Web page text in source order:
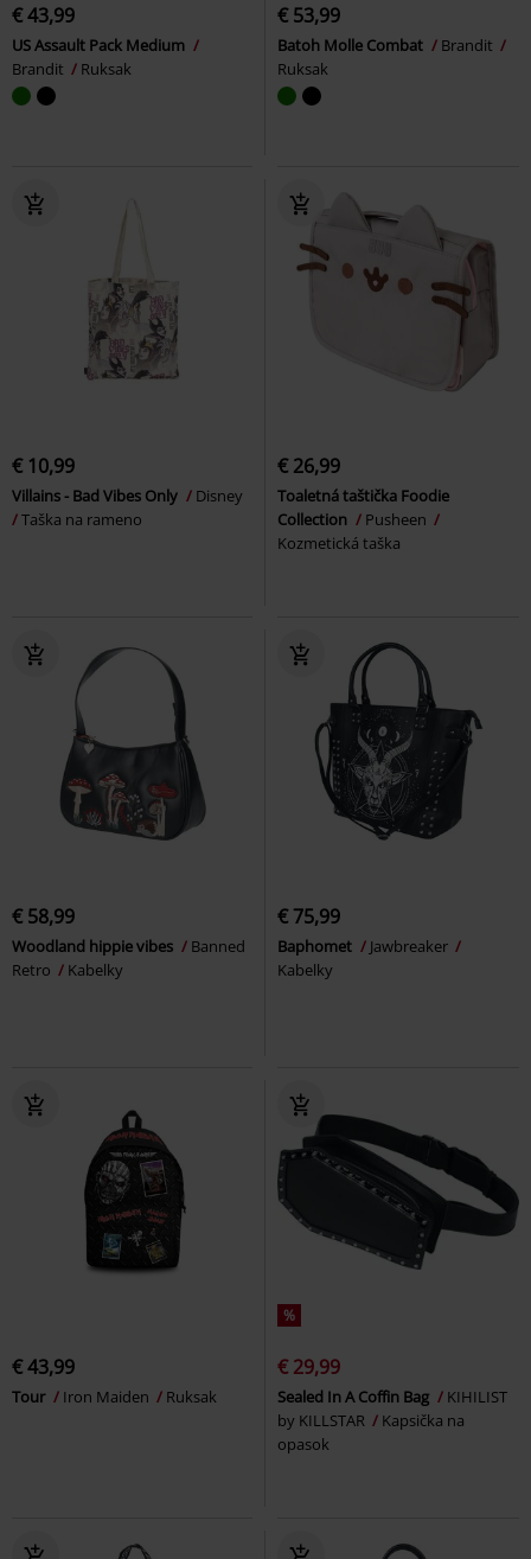
€ 43,99
US Assault Pack Medium
Brandit
Ruksak
€ 53,99
Batoh Molle Combat
Brandit
Ruksak
€ 10,99
Villains - Bad Vibes Only
Disney
Taška na rameno
€ 26,99
Toaletná taštička Foodie
Collection
Pusheen
Kozmetická taška
€ 58,99
Woodland hippie vibes
Banned
Retro
Kabelky
€ 75,99
Baphomet
Jawbreaker
Kabelky
€ 43,99
Tour Iron Maiden Ruksak
%
€ 29,99
Sealed In A Coffin Bag
KIHILIST
by KILLSTAR
Kapsička na
opasok